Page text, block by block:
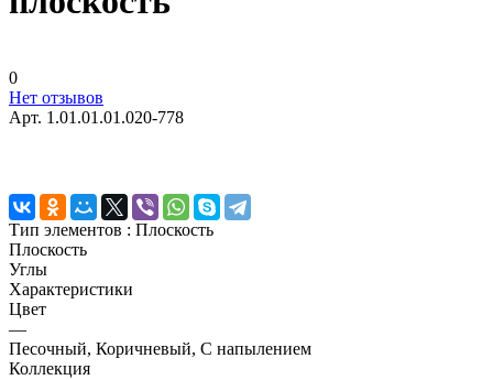
0
Нет отзывов
Арт. 1.01.01.01.020-778
Тип элементов : Плоскость
Плоскость
Углы
Характеристики
Цвет
—
Песочный, Коричневый, С напылением
Коллекция